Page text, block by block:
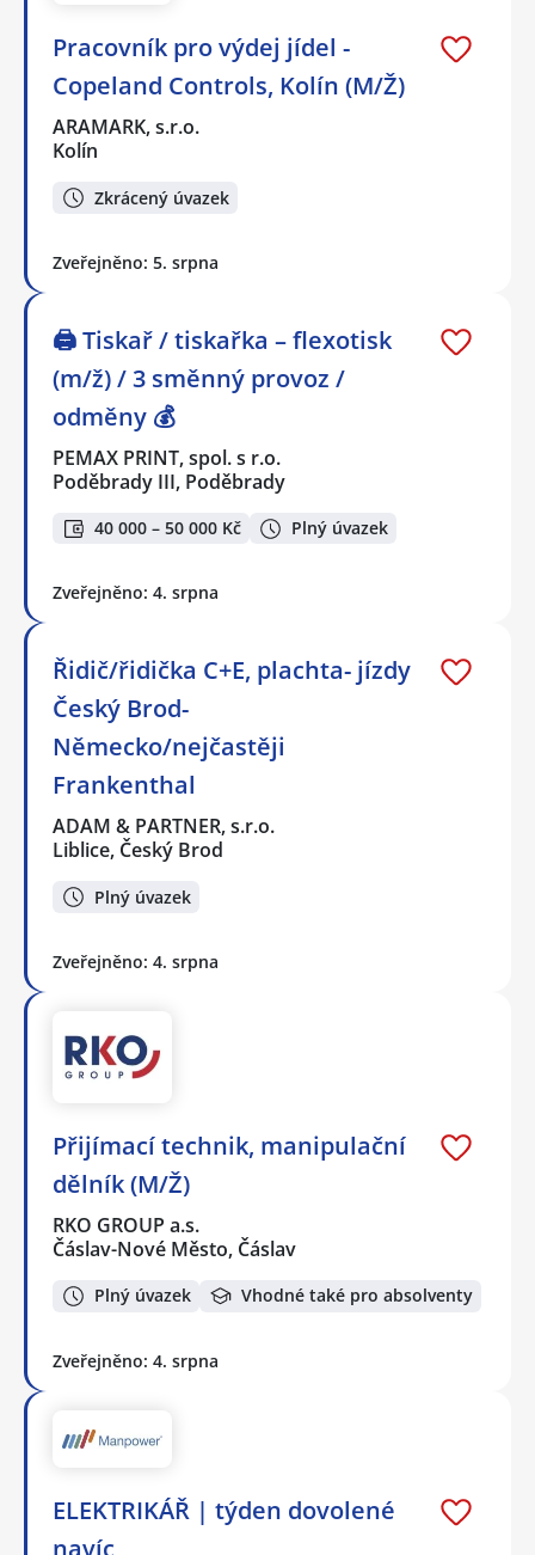
Pracovník pro výdej jídel -
Copeland Controls, Kolín (M/Ž)
ARAMARK, s.r.o.
Kolín
Zkrácený úvazek
Zveřejněno: 5. srpna
🖨️ Tiskař / tiskařka – flexotisk
(m/ž) / 3 směnný provoz /
odměny 💰
PEMAX PRINT, spol. s r.o.
Poděbrady III, Poděbrady
40 000 – 50 000 Kč Plný úvazek
Zveřejněno: 4. srpna
Řidič/řidička C+E, plachta- jízdy
Český Brod-
Německo/nejčastěji
Frankenthal
ADAM & PARTNER, s.r.o.
Liblice, Český Brod
Plný úvazek
Zveřejněno: 4. srpna
Přijímací technik, manipulační
dělník (M/Ž)
RKO GROUP a.s.
Čáslav-Nové Město, Čáslav
Plný úvazek Vhodné také pro absolventy
Zveřejněno: 4. srpna
ELEKTRIKÁŘ | týden dovolené
navíc